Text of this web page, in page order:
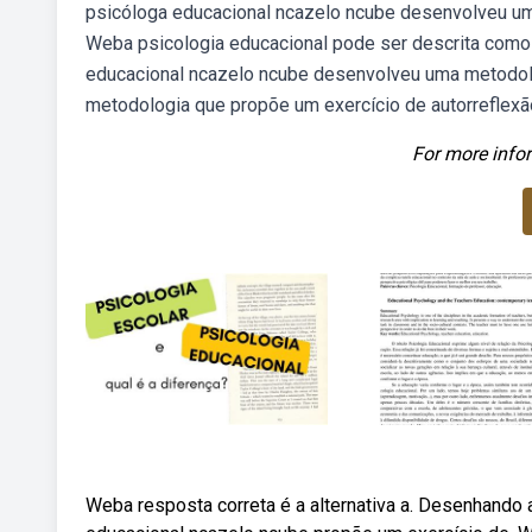
psicóloga educacional ncazelo ncube desenvolveu
Weba psicologia educacional pode ser descrita
educacional ncazelo ncube desenvolveu uma
metodologia que propõe um exercício de
For more
Weba resposta correta é a alternativa a.